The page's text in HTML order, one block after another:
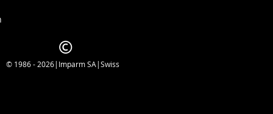
© 1986 - 2026|Imparm SA|Swiss